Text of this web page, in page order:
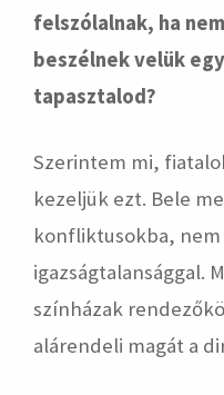
felszólalnak, ha
beszélnek velük
tapasztalod?
Szerintem mi,
kezeljük ezt. Bele
konfliktusokba,
igazságtalansággal.
színházak
alárendeli magát a